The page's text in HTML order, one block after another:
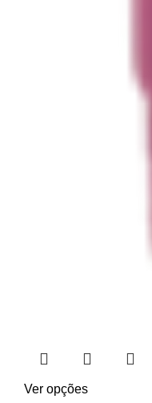
Ver opções